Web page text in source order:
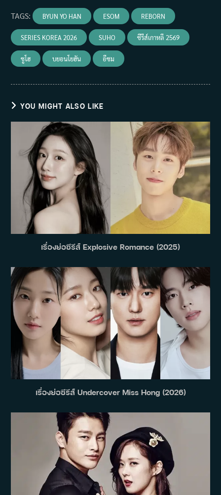
TAGS: BYUN YO HAN ESOM REBORN
SERIES KOREA 2026 SUHO ซีรีส์เกาหลี 2569
ซูโฮ บยอนโยฮัน อีซม
YOU MIGHT ALSO LIKE
เรื่องย่อซีรีส์ Explosive Romance (2025)
เรื่องย่อซีรีส์ Undercover Miss Hong (2026)